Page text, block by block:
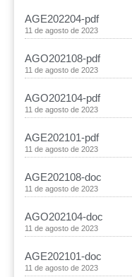
AGE202204-pdf
11 de agosto de 2023
AGO202108-pdf
11 de agosto de 2023
AGO202104-pdf
11 de agosto de 2023
AGE202101-pdf
11 de agosto de 2023
AGE202108-doc
11 de agosto de 2023
AGO202104-doc
11 de agosto de 2023
AGE202101-doc
11 de agosto de 2023